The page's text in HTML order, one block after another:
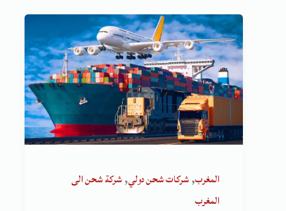
المغرب,شركات شحن دولي,شركة شحن الى
المغرب